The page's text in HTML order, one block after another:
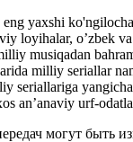
yaxshi
loyihalar, o’zbek
musiqadan
milliy seriallar
seriallariga
an’anaviy urf-
могут быть